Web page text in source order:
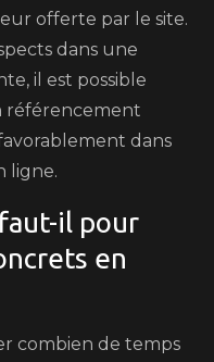
offerte par le site.
dans une
il est possible
référencement
dans
ligne.
il pour
en
combien de temps